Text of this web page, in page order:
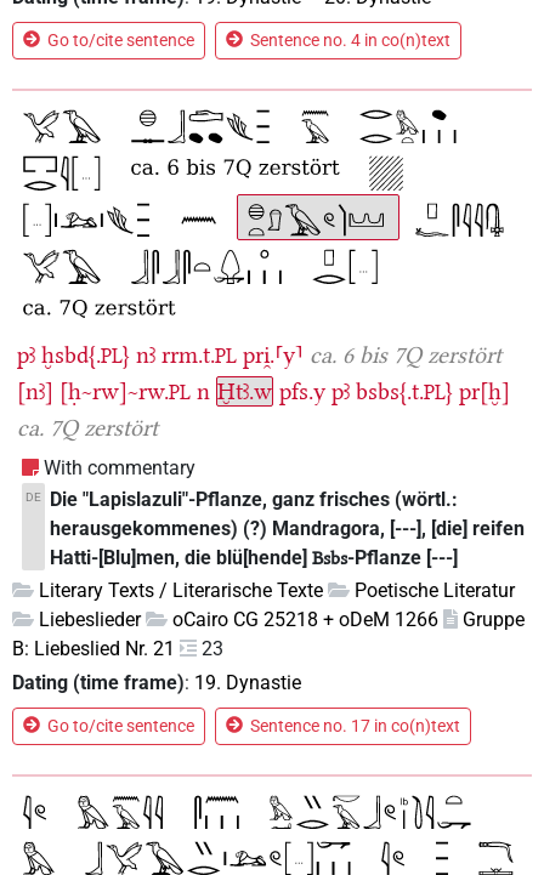
Go to/cite sentence Sentence no. 4 in co(n)text
pꜣ ḫsbd{.PL} nꜣ rrm.t.PL pri̯.⸢y⸣ ca. 6 bis 7Q zerstört
[nꜣ] [ḥ~rw]~rw.PL n Ḫtꜣ.w pfs.y pꜣ bsbs{.t.PL} pr[ḫ]
ca. 7Q zerstört
With commentary
DE
Die "Lapislazuli"-Pflanze, ganz frisches (wörtl.:
herausgekommenes) (?) Mandragora, [---], [die] reifen
Hatti-[Blu]men, die blü[hende]Bsbs-Pflanze [---]
Literary Texts / Literarische Texte
Poetische Literatur
Liebeslieder
oCairo CG 25218 + oDeM 1266
Gruppe
B: Liebeslied Nr. 21
23
Dating (time frame): 19. Dynastie
Go to/cite sentence Sentence no. 17 in co(n)text